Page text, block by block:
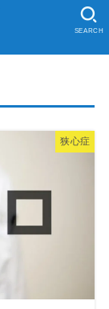
SEARCH
狭心症